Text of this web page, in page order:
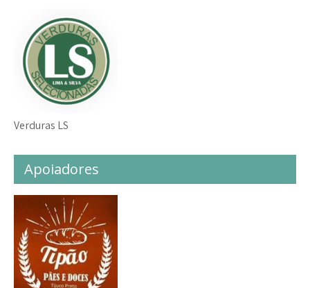
Verduras LS
Apoiadores